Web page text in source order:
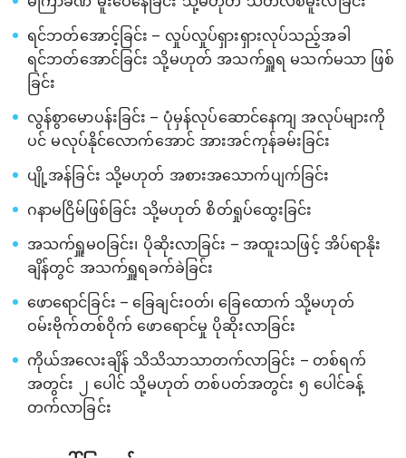
ရင်ဘတ်အောင့်ခြင်း – လှုပ်လှုပ်ရှားရှားလုပ်သည့်အခါ
ရင်ဘတ်အောင်ခြင်း သို့မဟုတ် အသက်ရှူရ မသက်မသာ ဖြစ်
ခြင်း
လွန်စွာမောပန်းခြင်း – ပုံမှန်လုပ်ဆောင်နေကျ အလုပ်များကို
ပင် မလုပ်နိုင်လောက်အောင် အားအင်ကုန်ခမ်းခြင်း
ပျို့အန်ခြင်း သို့မဟုတ် အစားအသောက်ပျက်ခြင်း
ဂနာမငြိမ်ဖြစ်ခြင်း သို့မဟုတ် စိတ်ရှုပ်ထွေးခြင်း
အသက်ရှူမဝခြင်း၊ ပိုဆိုးလာခြင်း – အထူးသဖြင့် အိပ်ရာနိုး
ချိန်တွင် အသက်ရှူရခက်ခဲခြင်း
ဖောရောင်ခြင်း – ခြေချင်းဝတ်၊ ခြေထောက် သို့မဟုတ်
ဝမ်းဗိုက်တစ်ဝိုက် ဖောရောင်မှု ပိုဆိုးလာခြင်း
ကိုယ်အလေးချိန် သိသိသာသာတက်လာခြင်း – တစ်ရက်
အတွင်း ၂ ပေါင် သို့မဟုတ် တစ်ပတ်အတွင်း ၅ ပေါင်ခန့်
တက်လာခြင်း